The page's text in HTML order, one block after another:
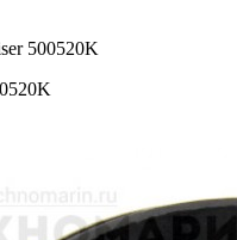
500520K